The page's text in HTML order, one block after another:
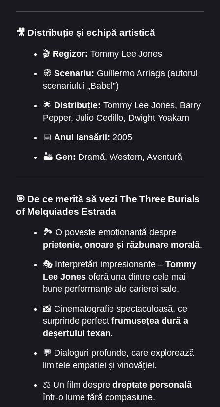
🎥 Distribuție și echipă artistică
🎬 Regizor: Tommy Lee Jones
🧭 Scenariu: Guillermo Arriaga (autorul
scenariului „Babel”)
🌟 Distribuție: Tommy Lee Jones, Barry
Pepper, Julio Cedillo, Dwight Yoakam
📅 Anul lansării: 2005
🏜️ Gen: Dramă, Western, Aventură
🎯 De ce merită să vezi The Three Burials
of Melquiades Estrada
🏞️ O poveste emoționantă despre
prietenie, onoare și răzbunare morală.
🎭 Interpretări impresionante – Tommy
Lee Jonesoferă una dintre cele mai
bune performanțe ale carierei sale.
📸 Cinematografie spectaculoasă, ce
surprinde perfect frumusețea dură a
deșertului texan.
💬 Dialoguri profunde, care explorează
limitele empatiei și vinovăției.
⚖️ Un film despre dreptate personală
într-o lume fără compasiune.